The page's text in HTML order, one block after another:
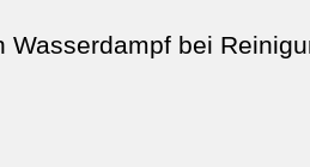
Wasserdampf bei